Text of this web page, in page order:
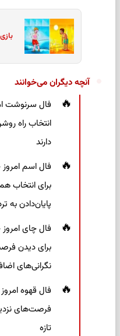
آنچه دیگران می‌خوانند
انتخاب راه
دارند
برای انتخاب
پایان‌دادن به
برای دیدن
نگرانی‌های
فرصت‌های
تازه